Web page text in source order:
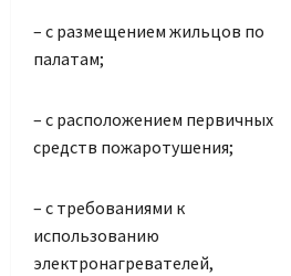
– с размещением жильцов по
палатам;
– с расположением первичных
средств пожаротушения;
– с требованиями к
использованию
электронагревателей,